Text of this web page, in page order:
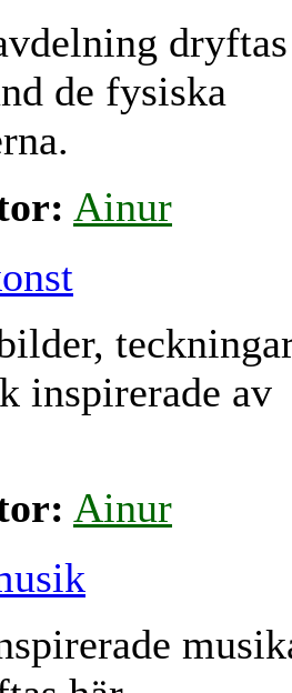
de fysiska
Ainur
inspirerade av
Ainur